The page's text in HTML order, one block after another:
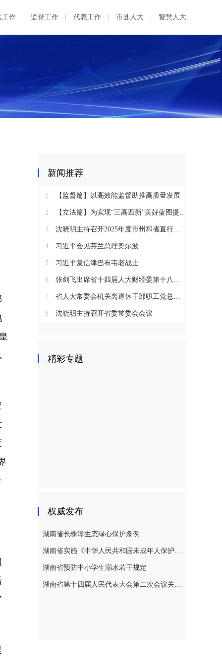
工作 监督工作 代表工作 市县人大 智慧人大
新闻推荐
1 【监督篇】以高效能监督助推高质量发展
2 【立法篇】为实现“三高四新”美好蓝图提供坚实法治保障
3 沈晓明主持召开2025年度市州和省直行业系统党（工）委书记抓基层党建工作述职评议会议
4 习近平会见芬兰总理奥尔波
5 习近平复信津巴布韦老战士
6 张剑飞出席省十四届人大财经委第十八次全体会议
7 省人大常委会机关离退休干部职工党总支召开2025年度总结表彰大会
8 沈晓明主持召开省委常委会会议
精彩专题
权威发布
湖南省长株潭生态绿心保护条例
湖南省实施《中华人民共和国未成年人保护法》若干规定
湖南省预防中小学生溺水若干规定
湖南省第十四届人民代表大会第二次会议关于湖南省人民代表大会常务委员会工作报告的决议